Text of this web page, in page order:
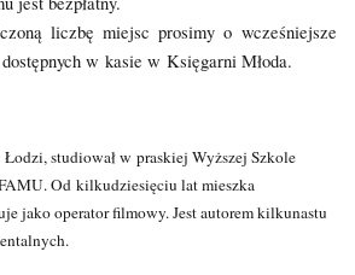
liczbę miejsc prosimy o wcześniejsze
w kasie w Księgarni Młoda.
studiował w praskiej Wyższej Szkole
Od kilkudziesięciu lat mieszka
jako operator filmowy. Jest autorem kilkunastu